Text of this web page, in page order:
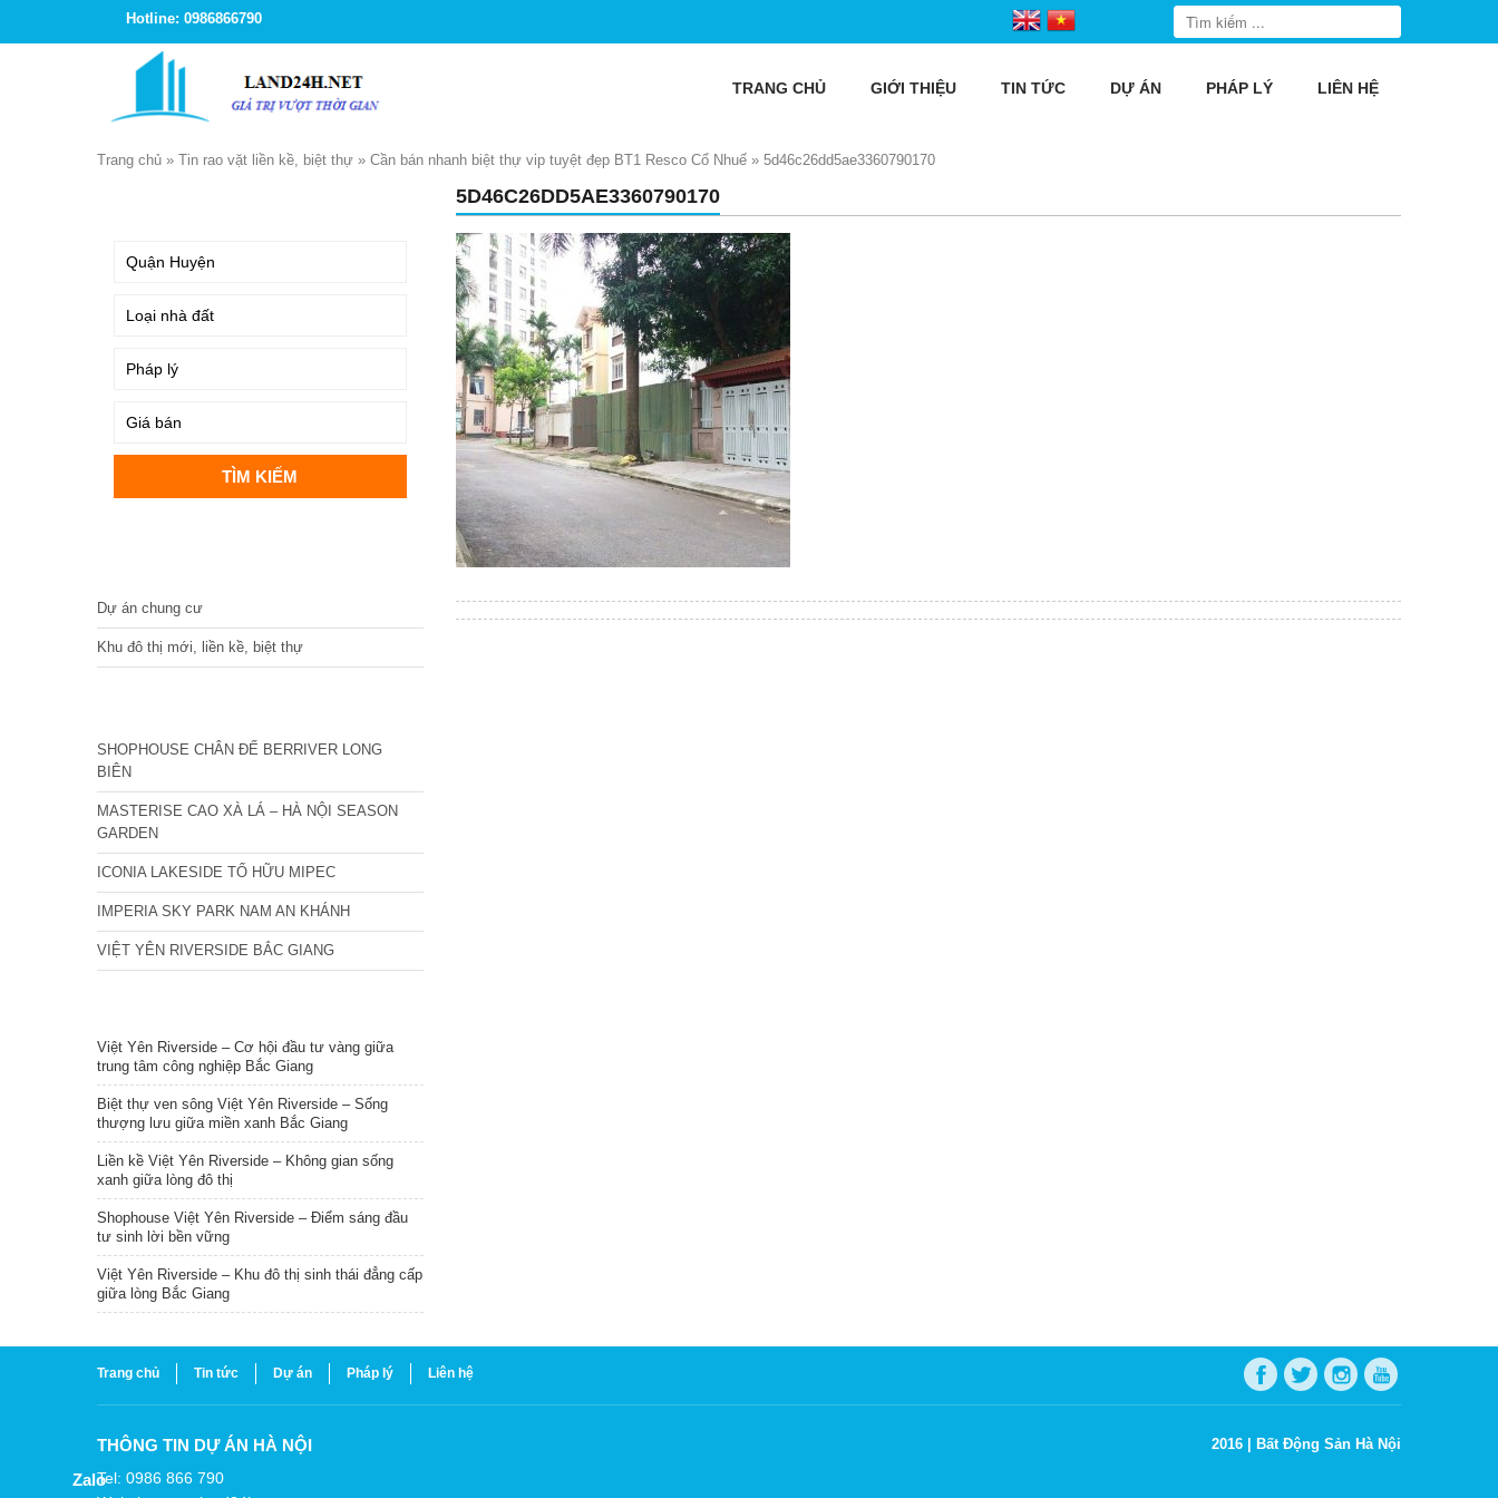
Hotline: 0986866790
TRANG CHỦ GIỚI THIỆU TIN TỨC DỰ ÁN PHÁP LÝ LIÊN HỆ
Trang chủ » Tin rao vặt liền kề, biệt thự » Cần bán nhanh biệt thự vip tuyệt đẹp BT1 Resco Cổ Nhuế » 5d46c26dd5ae3360790170
5D46C26DD5AE3360790170
Dự án chung cư
Khu đô thị mới, liền kề, biệt thự
SHOPHOUSE CHÂN ĐẾ BERRIVER LONG
BIÊN
MASTERISE CAO XÀ LÁ – HÀ NỘI SEASON
GARDEN
ICONIA LAKESIDE TỐ HỮU MIPEC
IMPERIA SKY PARK NAM AN KHÁNH
VIỆT YÊN RIVERSIDE BẮC GIANG
Việt Yên Riverside – Cơ hội đầu tư vàng giữa
trung tâm công nghiệp Bắc Giang
Biệt thự ven sông Việt Yên Riverside – Sống
thượng lưu giữa miền xanh Bắc Giang
Liền kề Việt Yên Riverside – Không gian sống
xanh giữa lòng đô thị
Shophouse Việt Yên Riverside – Điểm sáng đầu
tư sinh lời bền vững
Việt Yên Riverside – Khu đô thị sinh thái đẳng cấp
giữa lòng Bắc Giang
Trang chủ Tin tức Dự án Pháp lý Liên hệ
THÔNG TIN DỰ ÁN HÀ NỘI
Tel: 0986 866 790
2016 | Bất Động Sản Hà Nội
Zalo